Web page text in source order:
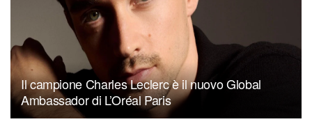
Il campione Charles Leclerc è il nuovo Global
Ambassador di L’Oréal Paris